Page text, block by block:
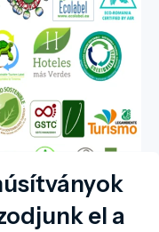
el a